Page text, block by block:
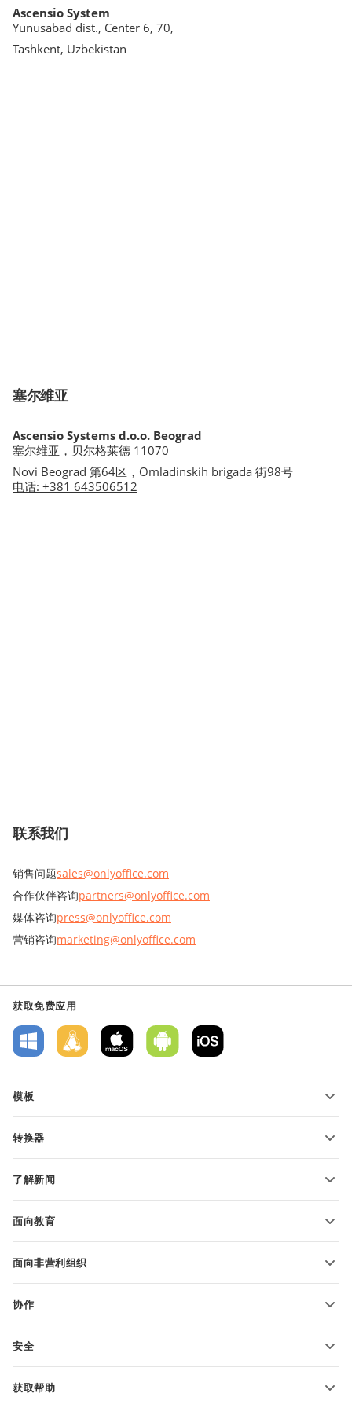
Ascensio System
Yunusabad dist., Center 6, 70,
Tashkent, Uzbekistan
塞尔维亚
Ascensio Systems d.o.o. Beograd
塞尔维亚，贝尔格莱德 11070
Novi Beograd 第64区，Omladinskih brigada 街98号
电话: +381 643506512
联系我们
销售问题sales@onlyoffice.com
合作伙伴咨询partners@onlyoffice.com
媒体咨询press@onlyoffice.com
营销咨询marketing@onlyoffice.com
获取免费应用
模板
文本文档模板
转换器
转换电子表格
了解新闻
面向教育
适用于教育人士
面向非营利组织
申请免费帐户
协作
翻译人员
安全
获取帮助